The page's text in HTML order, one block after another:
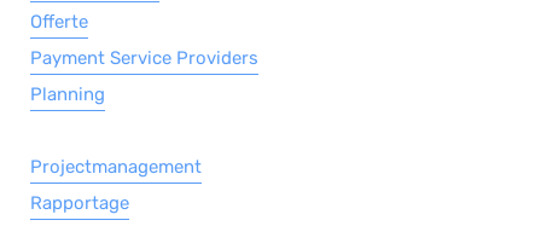
Offerte
Payment Service Providers
Planning
Projectmanagement
Rapportage